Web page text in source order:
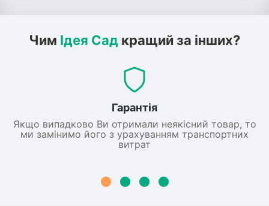
Чим Ідея Сад кращий за інших?
Гарантія
Якщо випадково Ви отримали неякісний товар, то
ми замінимо його з урахуванням транспортних
витрат